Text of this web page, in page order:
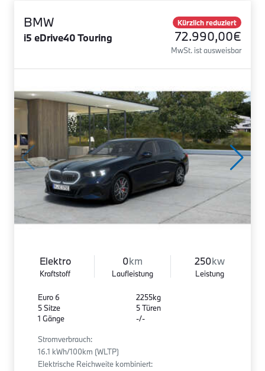
BMW
i5 eDrive40 Touring
Kürzlich reduziert
72.990,00€
MwSt. ist ausweisbar
Elektro
Kraftstoff
0km
Laufleistung
250kw
Leistung
Euro 6
5 Sitze
1 Gänge
2255kg
5 Türen
-/-
Stromverbrauch:
16.1 kWh/100km (WLTP)
Elektrische Reichweite kombiniert: